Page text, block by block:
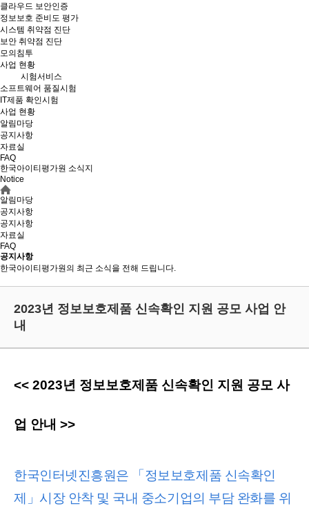
클라우드 보안인증
정보보호 준비도 평가
시스템 취약점 진단
보안 취약점 진단
모의침투
사업 현황
시험서비스
소프트웨어 품질시험
IT제품 확인시험
사업 현황
알림마당
공지사항
자료실
FAQ
한국아이티평가원 소식지
Notice
알림마당
공지사항
공지사항
자료실
FAQ
공지사항
한국아이티평가원의 최근 소식을 전해 드립니다.
2023년 정보보호제품 신속확인 지원 공모 사업 안
내
<< 2023년 정보보호제품 신속확인 지원 공모 사
업 안내 >>
한국인터넷진흥원은 「정보보호제품 신속확인
제」시장 안착 및 국내 중소기업의 부담 완화를 위